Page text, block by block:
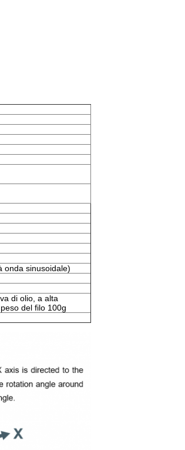
onda sinusoidale)
di olio, a alta
del filo 100g